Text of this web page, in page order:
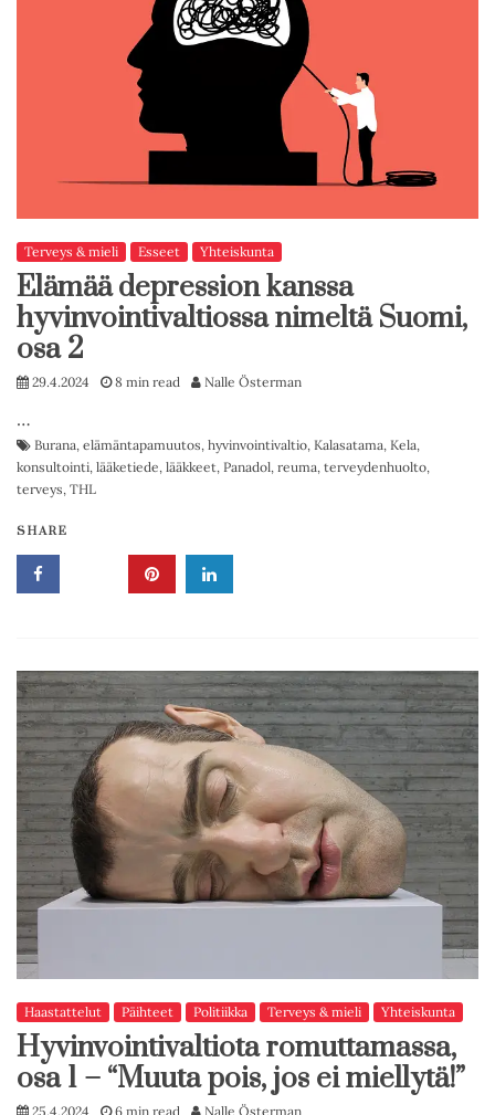
Terveys & mieli Esseet Yhteiskunta
Elämää depression kanssa
hyvinvointivaltiossa nimeltä Suomi,
osa 2
29.4.2024 8 min read Nalle Österman
…
Burana, elämäntapamuutos, hyvinvointivaltio, Kalasatama, Kela,
konsultointi, lääketiede, lääkkeet, Panadol, reuma, terveydenhuolto,
terveys, THL
SHARE
Haastattelut Päihteet Politiikka Terveys & mieli Yhteiskunta
Hyvinvointivaltiota romuttamassa,
osa 1 – “Muuta pois, jos ei miellytä!”
25.4.2024 6 min read Nalle Österman